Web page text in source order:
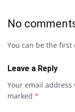
No
You can be the first
Leave a Reply
Your email
marked *